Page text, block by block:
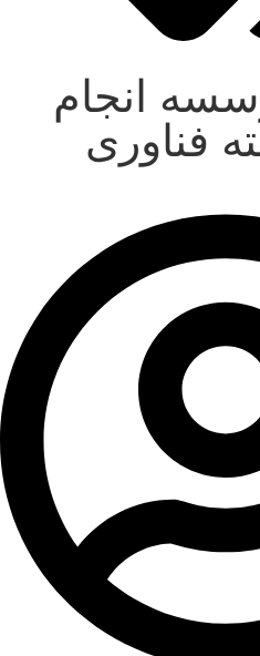
انجام
فناوری